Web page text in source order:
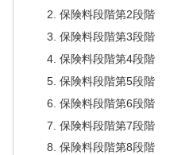
保険料段階第2段階
保険料段階第3段階
保険料段階第4段階
保険料段階第5段階
保険料段階第6段階
保険料段階第7段階
保険料段階第8段階